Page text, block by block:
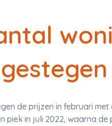
de prijzen in februari
piek in juli 2022, waarna